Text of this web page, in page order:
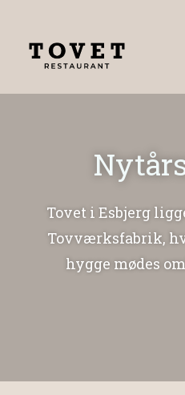
Tovet i Esbjerg
Tovværksfabrik,
hygge mødes